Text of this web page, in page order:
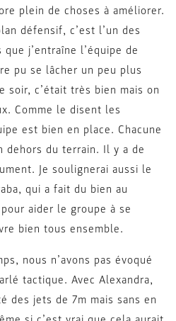
plein de choses à améliorer.
défensif, c’est l’un des
j’entraîne l’équipe de
pu se lâcher un peu plus
soir, c’était très bien mais on
Comme le disent les
est bien en place. Chacune
dehors du terrain. Il y a de
Je soulignerai aussi le
qui a fait du bien au
aider le groupe à se
bien tous ensemble.
nous n’avons pas évoqué
tactique. Avec Alexandra,
des jets de 7m mais sans en